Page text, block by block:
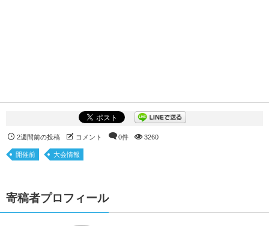
2週間前の投稿 コメント 0件 3260
開催前 大会情報
寄稿者プロフィール